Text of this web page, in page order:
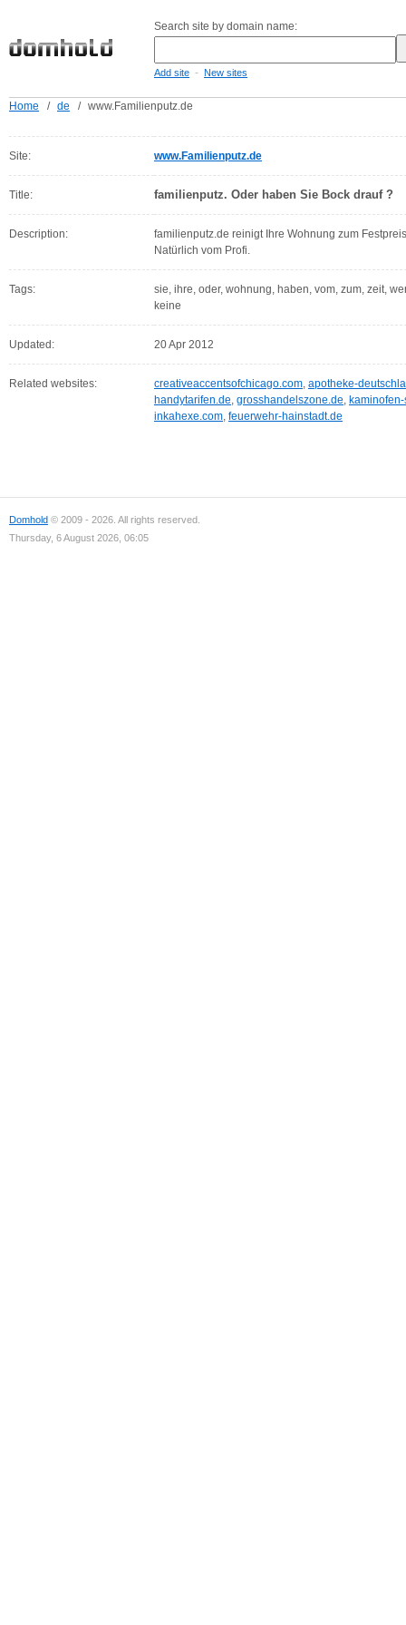
Search site by domain name:
Add site - New sites
Home / de / www.Familienputz.de
Site: www.Familienputz.de
Title: familienputz. Oder haben Sie Bock drauf ?
Description:
familienputz.de reinigt Ihre Wohnung zum
Natürlich vom Profi.
Tags:
sie, ihre, oder, wohnung, haben, vom, zum, zeit,
keine
Updated: 20 Apr 2012
Related websites: creativeaccentsofchicago.com, apotheke-
handytarifen.de, grosshandelszone.de,
inkahexe.com, feuerwehr-hainstadt.de
Domhold © 2009 - 2026. All rights reserved.
Thursday, 6 August 2026, 06:05